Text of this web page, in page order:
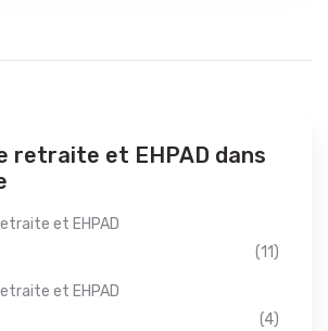
retraite et EHPAD dans
et EHPAD
(11)
et EHPAD
(4)